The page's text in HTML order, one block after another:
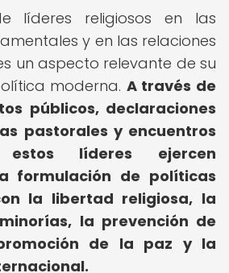
líderes religiosos en las
y en las relaciones
un aspecto relevante de su
moderna. A través de
públicos, declaraciones
pastorales y encuentros
estos líderes ejercen
formulación de políticas
la libertad religiosa, la
la prevención de
de la paz y la